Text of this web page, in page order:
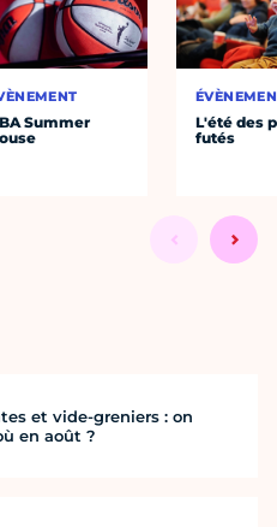
Summer
L'été des
futés
et vide-greniers : on
en août ?